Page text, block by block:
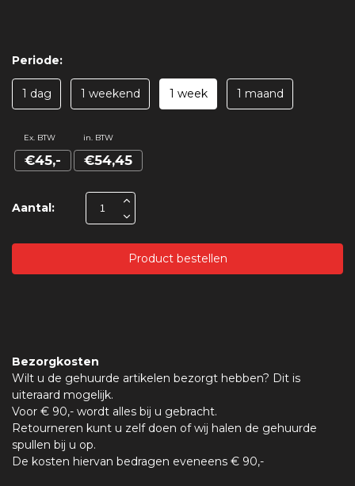
Periode:
1 dag 1 weekend 1 week 1 maand
Aantal:
Ex. BTW in. BTW
€45,- €54,45
Product bestellen
Bezorgkosten
Wilt u de gehuurde artikelen bezorgt hebben? Dit is
uiteraard mogelijk.
Voor € 90,- wordt alles bij u gebracht.
Retourneren kunt u zelf doen of wij halen de gehuurde
spullen bij u op.
De kosten hiervan bedragen eveneens € 90,-